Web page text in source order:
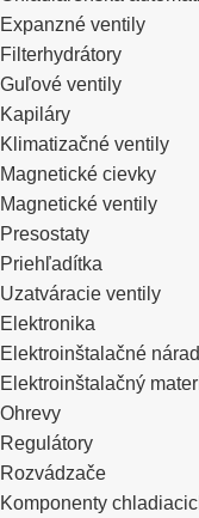
Expanzné ventily
Filterhydrátory
Guľové ventily
Kapiláry
Klimatizačné ventily
Magnetické cievky
Magnetické ventily
Presostaty
Priehľadítka
Uzatváracie ventily
Elektronika
Elektroinštalačné
Elektroinštalačný
Ohrevy
Regulátory
Rozvádzače
Komponenty